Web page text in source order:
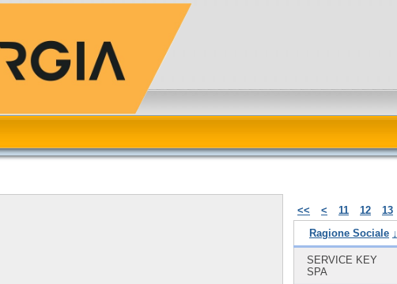
<< < 11 12 13
Ragione Sociale ↓
SERVICE KEY
SPA